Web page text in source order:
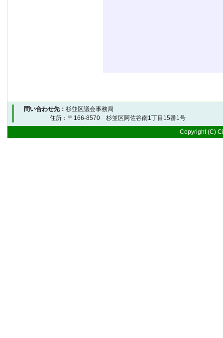
問い合わせ先： 杉並区議会事務局
住所：〒166-8570 杉並区阿佐谷南1丁目15番1号 電
Copyright (C)